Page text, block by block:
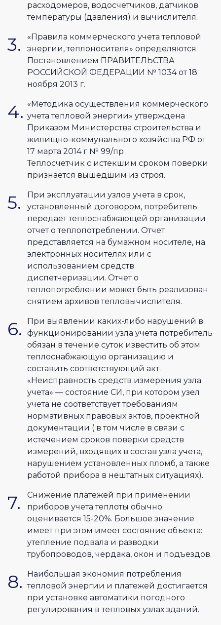
расходомеров, водосчетчиков, датчиков
температуры (давления) и вычислителя.
«Правила коммерческого учета тепловой
энергии, теплоносителя» определяются
Постановлением ПРАВИТЕЛЬСТВА
РОССИЙСКОЙ ФЕДЕРАЦИИ № 1034 от 18
ноября 2013 г.
«Методика осуществления коммерческого
учета тепловой энергии» утверждена
Приказом Министерства строительства и
жилищно-коммунального хозяйства РФ от
17 марта 2014 г № 99/пр
Теплосчетчик с истекшим сроком поверки
признается вышедшим из строя.
При эксплуатации узлов учета в срок,
установленный договором, потребитель
передает теплоснабжающей организации
отчет о теплопотреблении. Отчет
представляется на бумажном носителе, на
электронных носителях или с
использованием средств
диспетчеризации. Отчет о
теплопотреблении может быть реализован
снятием архивов тепловычислителя.
При выявлении каких-либо нарушений в
функционировании узла учета потребитель
обязан в течение суток известить об этом
теплоснабжающую организацию и
составить соответствующий акт.
«Неисправность средств измерения узла
учета» — состояние СИ, при котором узел
учета не соответствует требованиям
нормативных правовых актов, проектной
документации ( в том числе в связи с
истечением сроков поверки средств
измерений, входящих в состав узла учета,
нарушением установленных пломб, а также
работой прибора в нештатных ситуациях).
Снижение платежей при применении
приборов учета теплоты обычно
оценивается 15-20%. Большое значение
имеет при этом имеет состояние объекта:
утепление подвала и разводки
трубопроводов, чердака, окон и подъездов.
Наибольшая экономия потребления
тепловой энергии и платежей достигается
при установке автоматики погодного
регулирования в тепловых узлах зданий.